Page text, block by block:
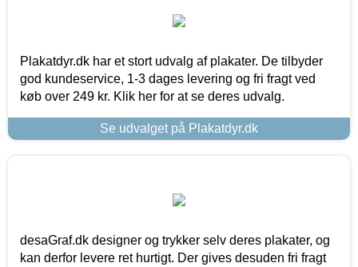
Plakatdyr.dk har et stort udvalg af plakater. De tilbyder
god kundeservice, 1-3 dages levering og fri fragt ved
køb over 249 kr. Klik her for at se deres udvalg.
Se udvalget på Plakatdyr.dk
desaGraf.dk designer og trykker selv deres plakater, og
kan derfor levere ret hurtigt. Der gives desuden fri fragt